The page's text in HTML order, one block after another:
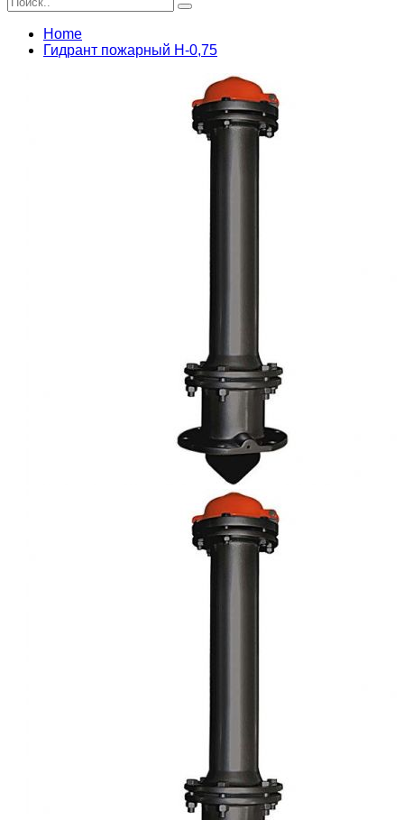
Home
Гидрант пожарный Н-0,75